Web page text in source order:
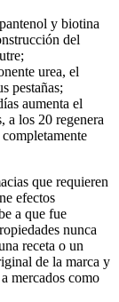
y biotina
del
urea, el
pestañas;
aumenta el
a los 20 regenera
que requieren
efectos
a que fue
nunca
receta o un
de la marca y
mercados como